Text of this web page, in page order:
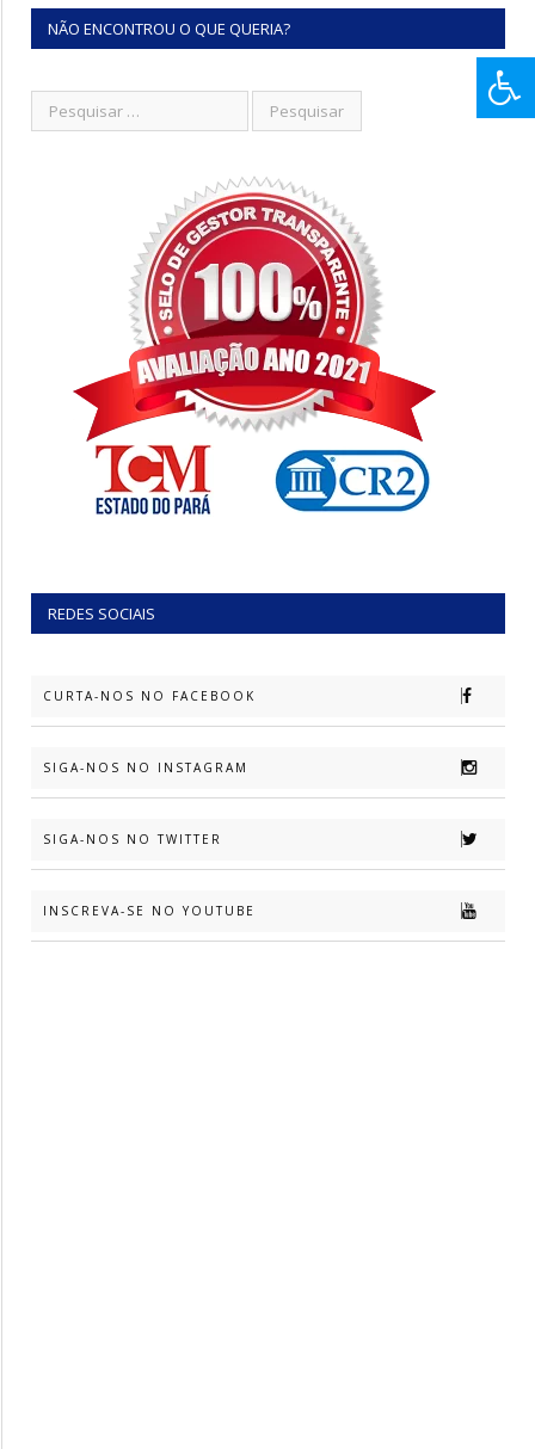
NÃO ENCONTROU O QUE QUERIA?
REDES SOCIAIS
CURTA-NOS NO FACEBOOK
SIGA-NOS NO INSTAGRAM
SIGA-NOS NO TWITTER
INSCREVA-SE NO YOUTUBE